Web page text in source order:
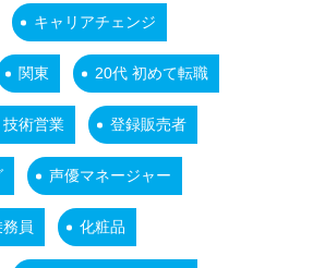
キャリアチェンジ
関東 20代 初めて転職
技術営業 登録販売者
声優マネージャー
員 化粧品